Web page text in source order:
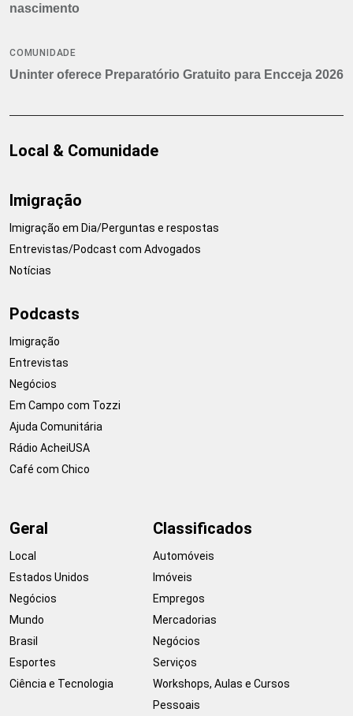
nascimento
COMUNIDADE
Uninter oferece Preparatório Gratuito para Encceja 2026
Local & Comunidade
Imigração
Imigração em Dia/Perguntas e respostas
Entrevistas/Podcast com Advogados
Notícias
Podcasts
Imigração
Entrevistas
Negócios
Em Campo com Tozzi
Ajuda Comunitária
Rádio AcheiUSA
Café com Chico
Geral
Local
Estados Unidos
Negócios
Mundo
Brasil
Esportes
Ciência e Tecnologia
Classificados
Automóveis
Imóveis
Empregos
Mercadorias
Negócios
Serviços
Workshops, Aulas e Cursos
Pessoais